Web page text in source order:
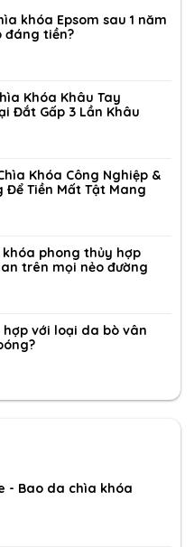
khóa Epsom sau 1 năm
đáng tiền?
Khóa Khâu Tay
Đắt Gấp 3 Lần Khâu
Khóa Công Nghiệp &
Tiền Mất Tật Mang
phong thủy hợp
trên mọi nẻo đường
hợp với loại da bò vân
- Bao da chìa khóa